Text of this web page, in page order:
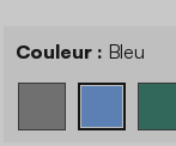
Couleur : Bleu